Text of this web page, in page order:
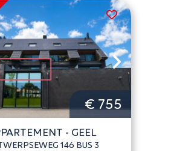
€ 755
- GEEL
146 BUS 3